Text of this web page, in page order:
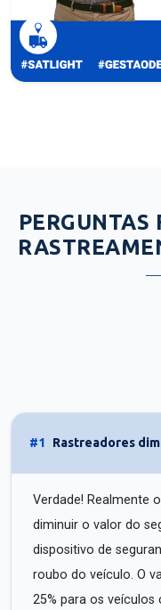
PERGUNTAS
#1 Rastreadores
Verdade! Realmente
diminuir o valor do
dispositivo de
roubo do veículo. O
25% para os veículos